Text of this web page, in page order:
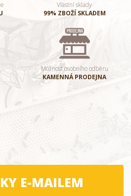
Vlastní sklady
99% ZBOŽÍ SKLADEM
Možnost osobního odběru
KAMENNÁ PRODEJNA
E-MAILEM